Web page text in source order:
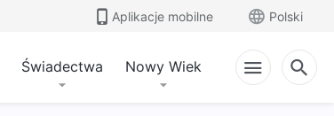
Aplikacje mobilne Polski
Świadectwa Nowy Wiek